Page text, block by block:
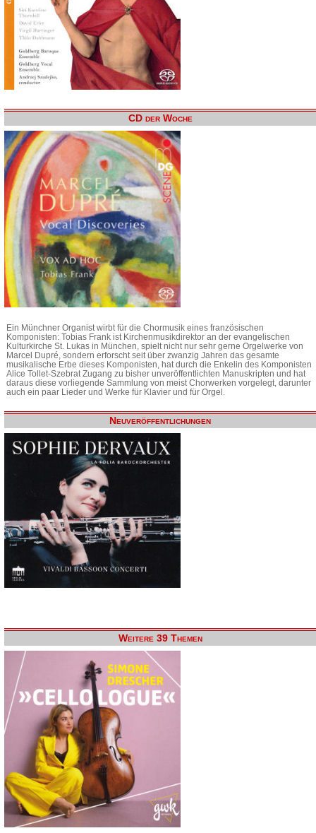
CD der Woche
Ein Münchner Organist wirbt für die Chormusik eines französischen
Komponisten: Tobias Frank ist Kirchenmusikdirektor an der evangelischen
Kulturkirche St. Lukas in München, spielt nicht nur sehr gerne Orgelwerke von
Marcel Dupré, sondern erforscht seit über zwanzig Jahren das gesamte
musikalische Erbe dieses Komponisten, hat durch die Enkelin des Komponisten
Alice Tollet-Szebrat Zugang zu bisher unveröffentlichten Manuskripten und hat
daraus diese vorliegende Sammlung von meist Chorwerken vorgelegt, darunter
auch ein paar Lieder und Werke für Klavier und für Orgel.
Neuveröffentlichungen
Weitere 39 Themen